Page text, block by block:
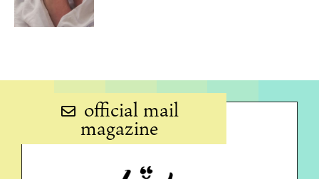
official mail
magazine